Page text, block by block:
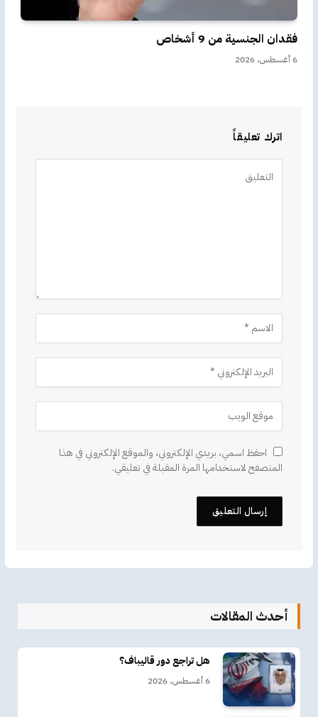
فقدان الجنسية من 9 أشخاص
6 أغسطس، 2026
اترك تعليقاً
احفظ اسمي، بريدي الإلكتروني، والموقع الإلكتروني في هذا
المتصفح لاستخدامها المرة المقبلة في تعليقي.
أحدث المقالات
هل تراجع دور قاليباف؟
6 أغسطس، 2026